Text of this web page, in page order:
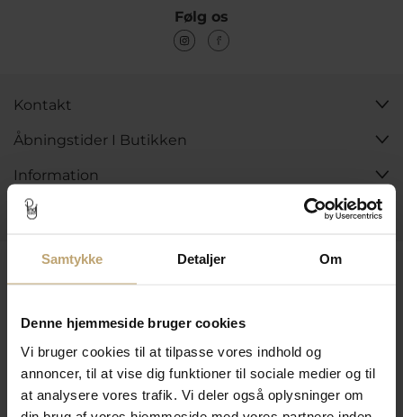
Samtykke Detaljer Om
Denne hjemmeside bruger cookies
Vi bruger cookies til at tilpasse vores indhold og
annoncer, til at vise dig funktioner til sociale medier og til
at analysere vores trafik. Vi deler også oplysninger om
Følg os
Kontakt
Åbningstider I Butikken
Information
Praktiske Sider
Leveringsmuligheder